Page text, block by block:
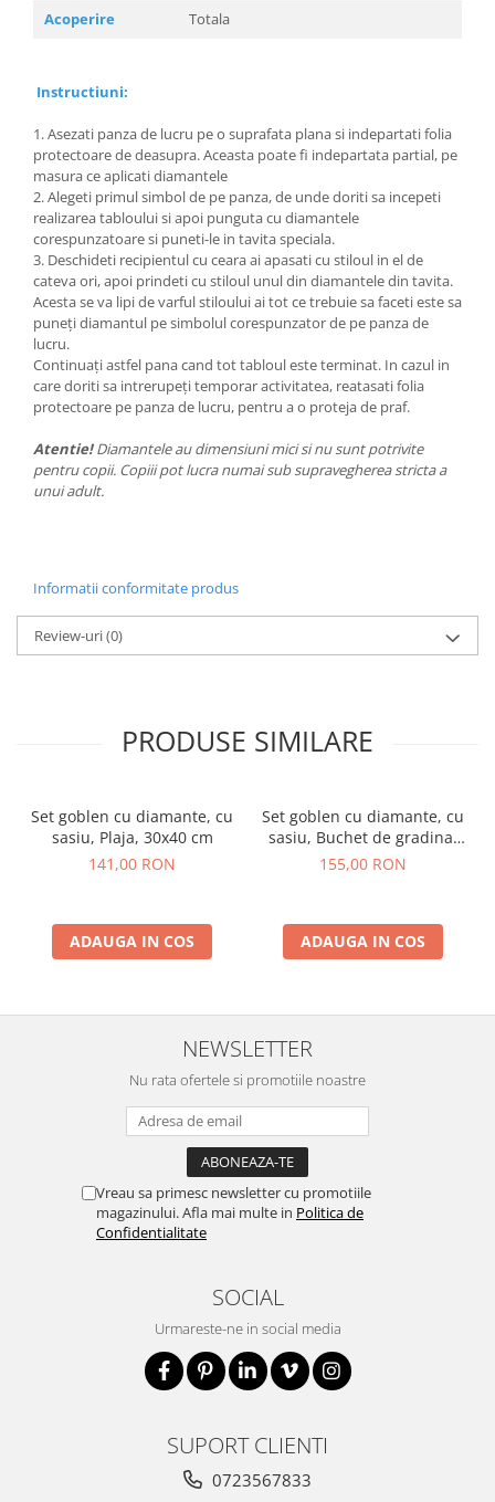
Acoperire Totala
Instructiuni:
1. Asezati panza de lucru pe o suprafata plana si indepartati folia
protectoare de deasupra. Aceasta poate fi indepartata partial, pe
masura ce aplicati diamantele
2. Alegeti primul simbol de pe panza, de unde doriti sa incepeti
realizarea tabloului si apoi punguta cu diamantele
corespunzatoare si puneti-le in tavita speciala.
3. Deschideti recipientul cu ceara ai apasati cu stiloul in el de
cateva ori, apoi prindeti cu stiloul unul din diamantele din tavita.
Acesta se va lipi de varful stiloului ai tot ce trebuie sa faceti este sa
puneți diamantul pe simbolul corespunzator de pe panza de
lucru.
Continuați astfel pana cand tot tabloul este terminat. In cazul in
care doriti sa intrerupeți temporar activitatea, reatasati folia
protectoare pe panza de lucru, pentru a o proteja de praf.
Atentie!Diamantele au dimensiuni mici si nu sunt potrivite
pentru copii. Copiii pot lucra numai sub supravegherea stricta a
unui adult.
Informatii conformitate produs
Review-uri(0)
PRODUSE SIMILARE
Set goblen cu diamante, cu
sasiu, Plaja, 30x40 cm
141,00 RON
ADAUGA IN COS
Set goblen cu diamante, cu
sasiu, Buchet de gradina,
40x50 cm
155,00 RON
ADAUGA IN COS
NEWSLETTER
Nu rata ofertele si promotiile noastre
Vreau sa primesc newsletter cu promotiile
magazinului. Afla mai multe in Politica de
Confidentialitate
SOCIAL
Urmareste-ne in social media
SUPORT CLIENTI
0723567833